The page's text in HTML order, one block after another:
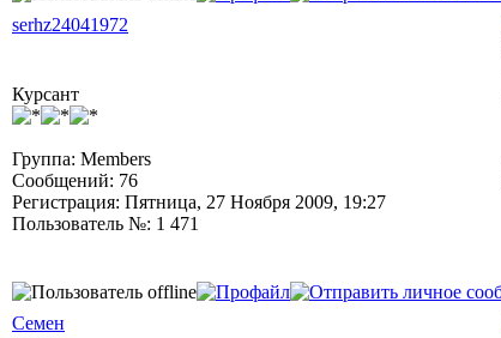
serhz24041972
Курсант
Группа: Members
Сообщений: 76
Регистрация: Пятница, 27 Ноября 2009, 19:27
Пользователь №: 1 471
Семен